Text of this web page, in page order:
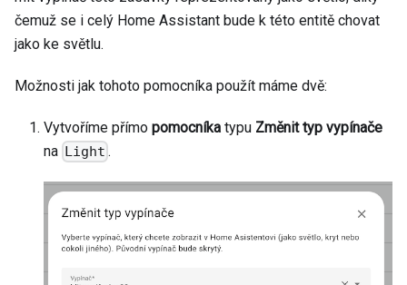
čemuž se i celý Home Assistant bude k této entitě chovat
jako ke světlu.
Možnosti jak tohoto pomocníka použít máme dvě:
Vytvoříme přímo pomocníka typu Změnit typ vypínače
na Light .